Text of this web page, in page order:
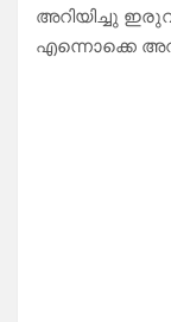
അറിയിച്ചു
എന്നൊക്കെ